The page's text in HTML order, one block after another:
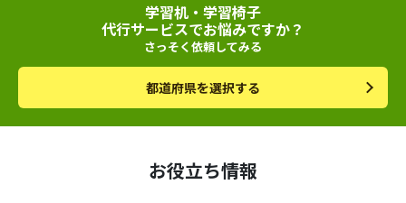
学習机・学習椅子
代行サービスでお悩みですか？
さっそく依頼してみる
都道府県を選択する
お役立ち情報